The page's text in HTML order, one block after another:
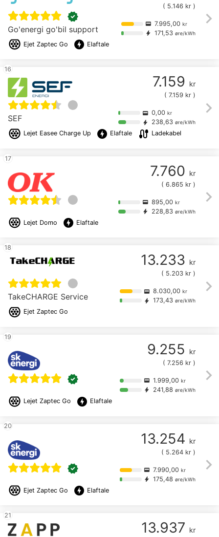
chevron_right
verified
Go'energi go'bil support
Ejet Zaptec Go offline_bolt Elaftale
( 5.146 kr )
credit_card 7.995,00 kr
bolt 171,53 øre/kWh
chevron_right
16
SEF
Lejet Easee Charge Up offline_bolt Elaftale cable Ladekabel
7.159 kr
( 7.159 kr )
credit_card 0,00 kr
bolt 238,63 øre/kWh
chevron_right
17
Lejet Domo offline_bolt Elaftale
7.760 kr
( 6.865 kr )
credit_card 895,00 kr
bolt 228,83 øre/kWh
chevron_right
18
TakeCHARGE Service
Ejet Zaptec Go
13.233 kr
( 5.203 kr )
credit_card 8.030,00 kr
bolt 173,43 øre/kWh
chevron_right
19
verified
Lejet Zaptec Go offline_bolt Elaftale
9.255 kr
( 7.256 kr )
credit_card 1.999,00 kr
bolt 241,88 øre/kWh
chevron_right
20
verified
Ejet Zaptec Go offline_bolt Elaftale
13.254 kr
( 5.264 kr )
credit_card 7.990,00 kr
bolt 175,48 øre/kWh
21
13.937 kr